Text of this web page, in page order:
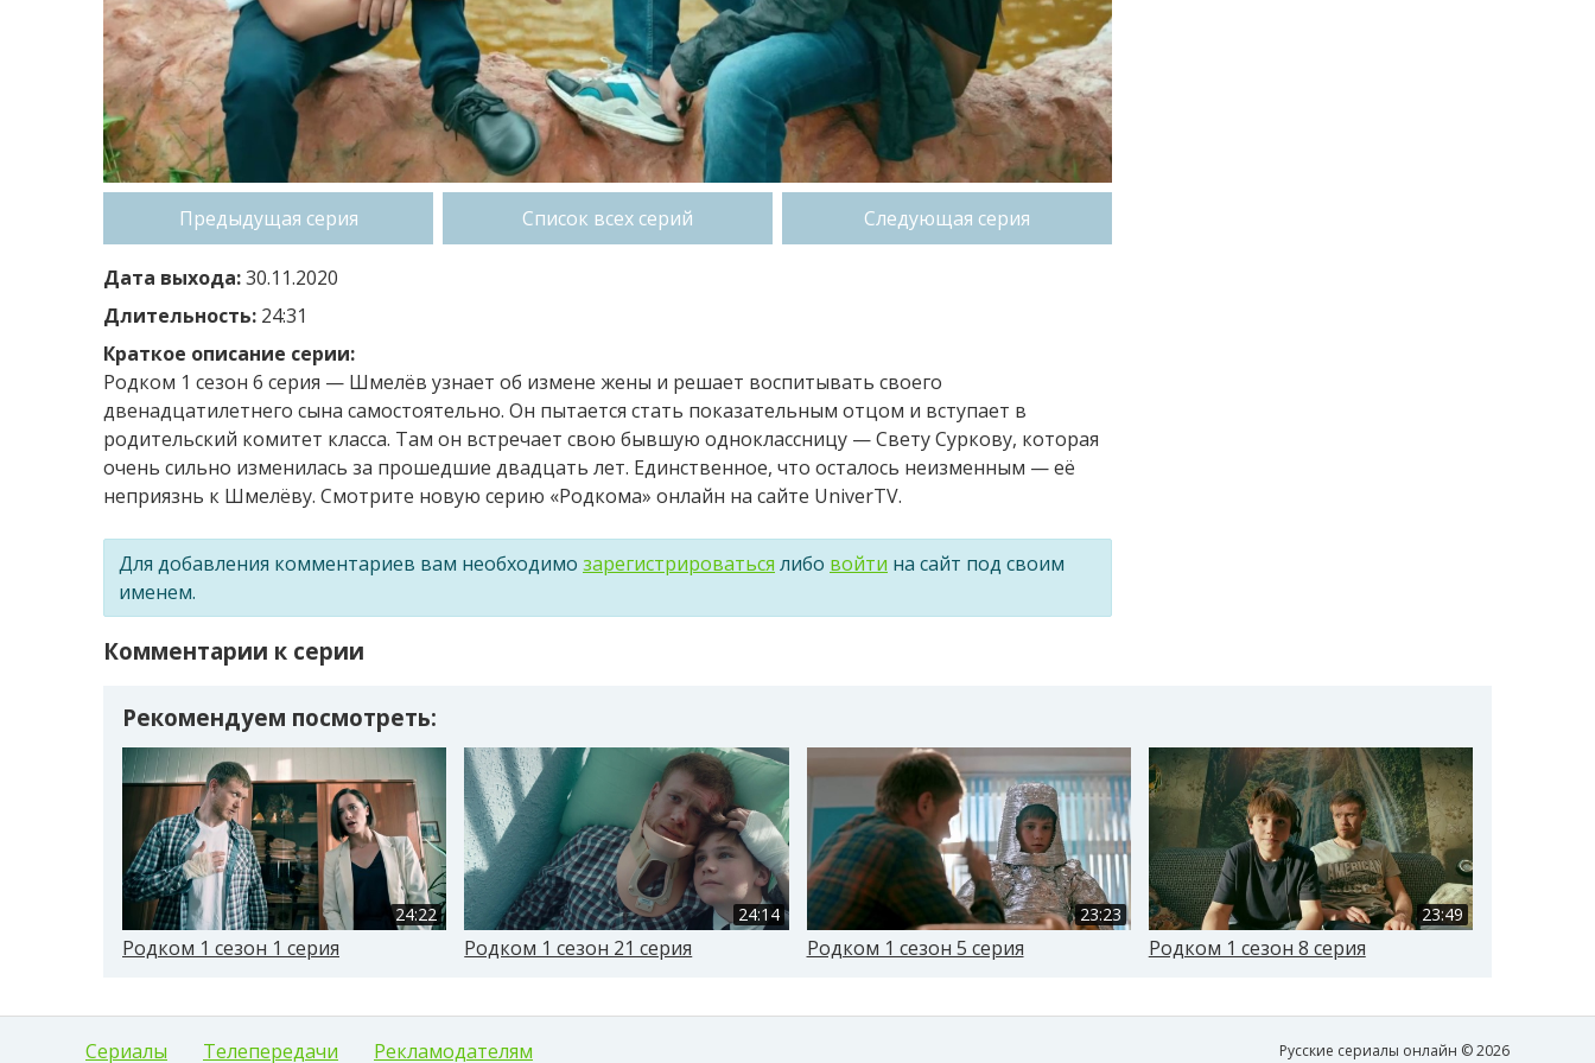
Предыдущая серия Список всех серий Следующая серия
Дата выхода:30.11.2020
Длительность: 24:31
Краткое описание серии:
Родком 1 сезон 6 серия — Шмелёв узнает об измене жены и решает воспитывать своего
двенадцатилетнего сына самостоятельно. Он пытается стать показательным отцом и вступает в
родительский комитет класса. Там он встречает свою бывшую одноклассницу — Свету Суркову, которая
очень сильно изменилась за прошедшие двадцать лет. Единственное, что осталось неизменным — её
неприязнь к Шмелёву. Смотрите новую серию «Родкома» онлайн на сайте UniverTV.
Для добавления комментариев вам необходимо зарегистрироваться либо войти на сайт под своим
именем.
Комментарии к серии
Рекомендуем посмотреть:
24:22
Родком 1 сезон 1 серия
24:14
Родком 1 сезон 21 серия
23:23
Родком 1 сезон 5 серия
23:49
Родком 1 сезон 8 серия
Сериалы Телепередачи Рекламодателям Русские сериалы онлайн © 2026